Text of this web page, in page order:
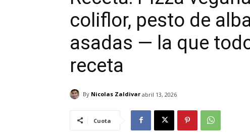
coliflor, pesto de
asadas — la que
receta
By Nicolas Zaldivar abril 13, 2026
Cuota